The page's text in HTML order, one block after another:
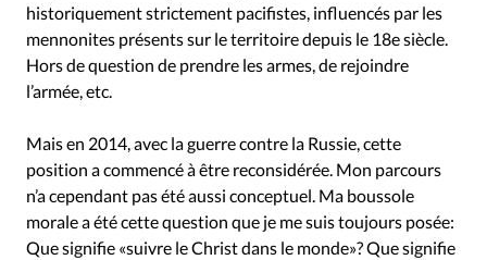
historiquement strictement pacifistes, influencés par les
mennonites présents sur le territoire depuis le 18e siècle.
Hors de question de prendre les armes, de rejoindre
l’armée, etc.
Mais en 2014, avec la guerre contre la Russie, cette
position a commencé à être reconsidérée. Mon parcours
n’a cependant pas été aussi conceptuel. Ma boussole
morale a été cette question que je me suis toujours posée:
Que signifie «suivre le Christ dans le monde»? Que signifie